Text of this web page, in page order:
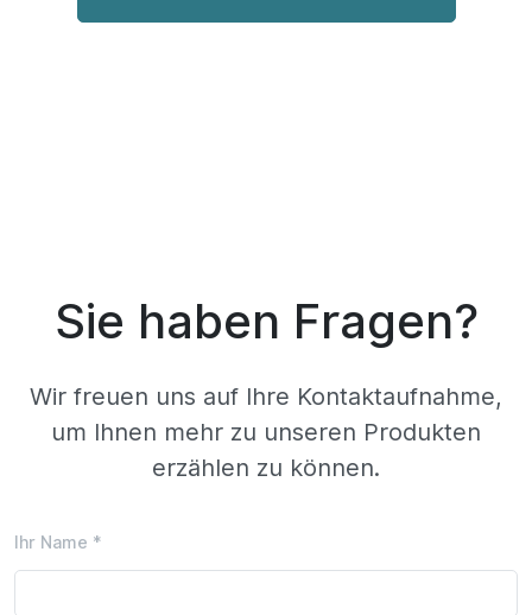
Sie haben Fragen?
Wir freuen uns auf Ihre Kontaktaufnahme,
um Ihnen mehr zu unseren Produkten
erzählen zu können.
Ihr Name *